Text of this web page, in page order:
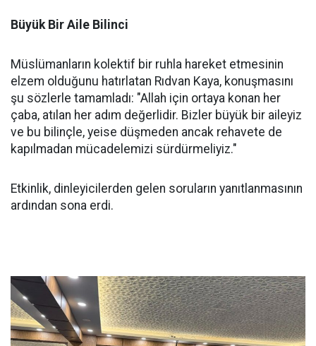
Büyük Bir Aile Bilinci
Müslümanların kolektif bir ruhla hareket etmesinin
elzem olduğunu hatırlatan Rıdvan Kaya, konuşmasını
şu sözlerle tamamladı: "Allah için ortaya konan her
çaba, atılan her adım değerlidir. Bizler büyük bir aileyiz
ve bu bilinçle, yeise düşmeden ancak rehavete de
kapılmadan mücadelemizi sürdürmeliyiz."
Etkinlik, dinleyicilerden gelen soruların yanıtlanmasının
ardından sona erdi.